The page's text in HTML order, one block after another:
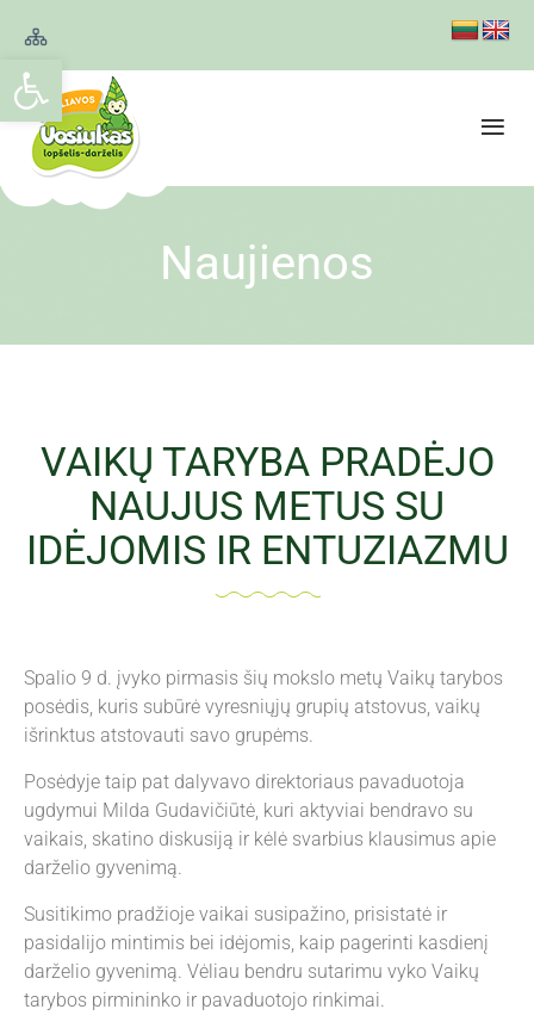
Open toolbar
Naujienos
VAIKŲ TARYBA PRADĖJO
NAUJUS METUS SU
IDĖJOMIS IR ENTUZIAZMU
Spalio 9 d. įvyko pirmasis šių mokslo metų Vaikų tarybos
posėdis, kuris subūrė vyresniųjų grupių atstovus, vaikų
išrinktus atstovauti savo grupėms.
Posėdyje taip pat dalyvavo direktoriaus pavaduotoja
ugdymui Milda Gudavičiūtė, kuri aktyviai bendravo su
vaikais, skatino diskusiją ir kėlė svarbius klausimus apie
darželio gyvenimą.
Susitikimo pradžioje vaikai susipažino, prisistatė ir
pasidalijo mintimis bei idėjomis, kaip pagerinti kasdienį
darželio gyvenimą. Vėliau bendru sutarimu vyko Vaikų
tarybos pirmininko ir pavaduotojo rinkimai.